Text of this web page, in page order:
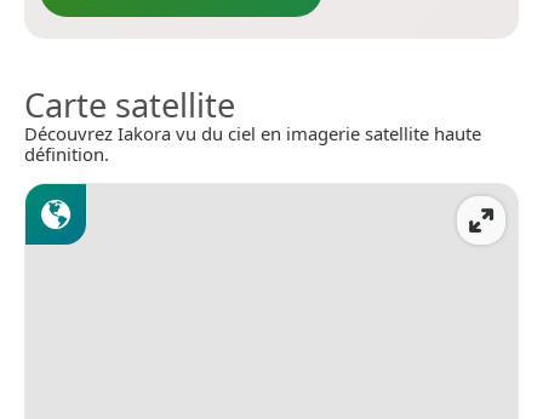
Carte satellite
Découvrez Iakora vu du ciel en imagerie satellite haute
définition.